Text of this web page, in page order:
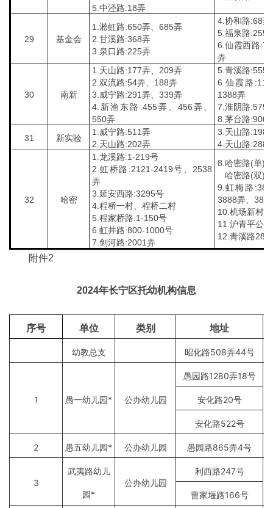
5.中泾路:18弄
29 基金会
1.淞虹路:650弄、685弄
2.甘溪路:368弄
3.泉口路:225弄
4.协和路:68
5.福泉路:255
6.仙霞西路
弄
30 南新
1.天山路:177弄、209弄
2.双流路:54弄、188弄
3.威宁路:291弄、339弄
4.新渔东路:455弄、456弄、
550弄
5.青溪路:555
6.仙霞路
1388弄
7.淮阴路:575
8.茅台路:900
31
新实验
1.威宁路:511弄
2.天山路:202弄
3.天山路:198
4.天山路:288
32 哈密
1.龙溪路:1-219号
2.虹桥路:2121-2419号、2538
弄
3.延安西路:3295号
4.程桥一村、程桥二村
5.程家桥路:1-150号
6.虹井路:800-1000号
7.剑河路:2001弄
8.哈密路(单
哈密路(双
9.虹梅路
3888弄、
10.机场新村
11.沪青平公
12.青溪路288
附件2
2024年长宁区托幼机构信息
序号 单位 类别 地址
幼教总支 昭化路508弄44号
1 愚一幼儿园* 公办幼儿园
愚园路1280弄18号
安化路20号
安化路522号
2 愚五幼儿园* 公办幼儿园 愚园路865弄4号
3
武夷路幼儿
园*
公办幼儿园
利西路247号
曹家堰路166号